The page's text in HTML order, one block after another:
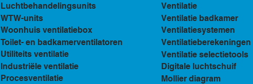
Luchtbehandelingsunits
WTW-units
Woonhuis ventilatiebox
Toilet- en badkamerventilatoren
Utiliteits ventilatie
Industriële ventilatie
Procesventilatie
Ventilatie
Ventilatie badkamer
Ventilatiesystemen
Ventilatieberekeningen
Ventilatie selectietools
Digitale luchtschuif
Mollier diagram